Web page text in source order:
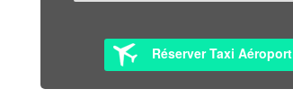
Réserver Taxi Aéroport